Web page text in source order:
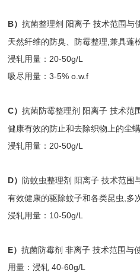
B）抗菌整理剂 阳离子 技术范围与
天然纤维的防臭、防霉整理,兼具蓬
浸轧用量：20-50g/L
吸尽用量：3-5% o.w.f
C）抗菌防霉整理剂 阳离子 技术范
健康有效的防止和去除织物上的尘
浸轧用量：20-50g/L
D） 防蚊虫整理剂 阳离子 技术范围
有效健康的驱除蚊子和各类昆虫,多
浸轧用量：10-50g/L
E）抗菌防霉剂 非离子 技术范围与
用量：浸轧 40-60g/L